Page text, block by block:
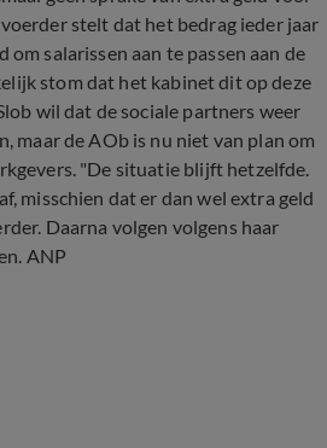
stelt dat het bedrag ieder jaar
salarissen aan te passen aan de
stom dat het kabinet dit op deze
wil dat de sociale partners weer
maar de AOb is nu niet van plan om
"De situatie blijft hetzelfde.
misschien dat er dan wel extra geld
Daarna volgen volgens haar
ANP